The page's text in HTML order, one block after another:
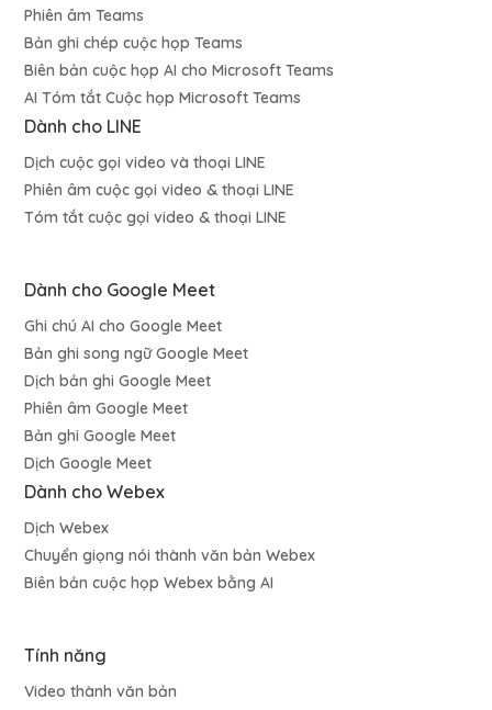
Phiên âm Teams
Bản ghi chép cuộc họp Teams
Biên bản cuộc họp AI cho Microsoft Teams
AI Tóm tắt Cuộc họp Microsoft Teams
Dành cho LINE
Dịch cuộc gọi video và thoại LINE
Phiên âm cuộc gọi video & thoại LINE
Tóm tắt cuộc gọi video & thoại LINE
Dành cho Google Meet
Ghi chú AI cho Google Meet
Bản ghi song ngữ Google Meet
Dịch bản ghi Google Meet
Phiên âm Google Meet
Bản ghi Google Meet
Dịch Google Meet
Dành cho Webex
Dịch Webex
Chuyển giọng nói thành văn bản Webex
Biên bản cuộc họp Webex bằng AI
Tính năng
Video thành văn bản